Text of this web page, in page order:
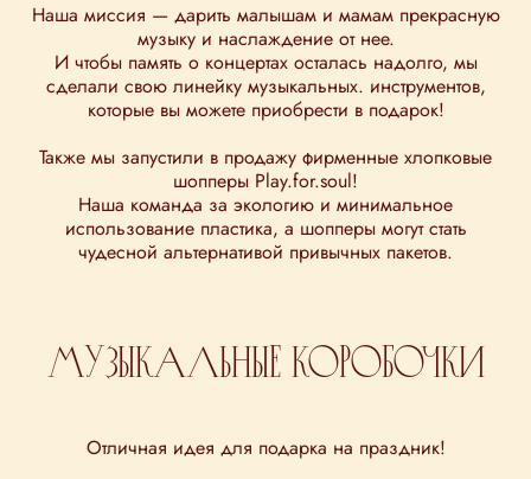
Наша миссия — дарить малышам и мамам прекрасную
музыку и наслаждение от нее.
И чтобы память о концертах осталась надолго, мы
сделали свою линейку музыкальных. инструментов,
которые вы можете приобрести в подарок!
Также мы запустили в продажу фирменные хлопковые
шопперы Play.for.soul!
Наша команда за экологию и минимальное
использование пластика, а шопперы могут стать
чудесной альтернативой привычных пакетов.
Музыкальные коробочки
Отличная идея для подарка на праздник!